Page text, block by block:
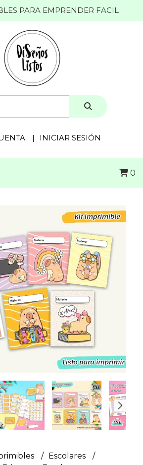
PARA EMPRENDER FACIL
INICIAR SESIÓN
0
Escolares